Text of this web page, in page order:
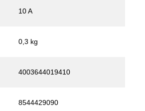
10 A
0,3 kg
4003644019410
8544429090